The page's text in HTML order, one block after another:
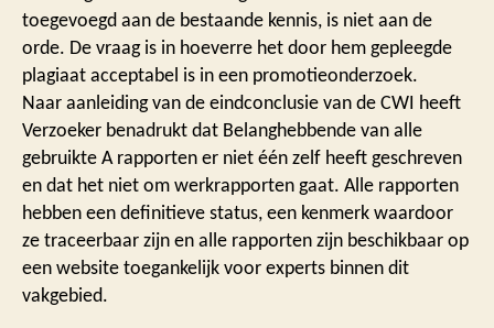
toegevoegd aan de bestaande kennis, is niet aan de
orde. De vraag is in hoeverre het door hem gepleegde
plagiaat acceptabel is in een promotieonderzoek.
Naar aanleiding van de eindconclusie van de CWI heeft
Verzoeker benadrukt dat Belanghebbende van alle
gebruikte A rapporten er niet één zelf heeft geschreven
en dat het niet om werkrapporten gaat. Alle rapporten
hebben een definitieve status, een kenmerk waardoor
ze traceerbaar zijn en alle rapporten zijn beschikbaar op
een website toegankelijk voor experts binnen dit
vakgebied.